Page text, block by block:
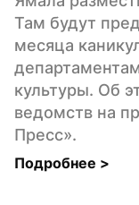
Там будут
месяца
культуры. Об
ведомств на
Пресс».
Подробнее >